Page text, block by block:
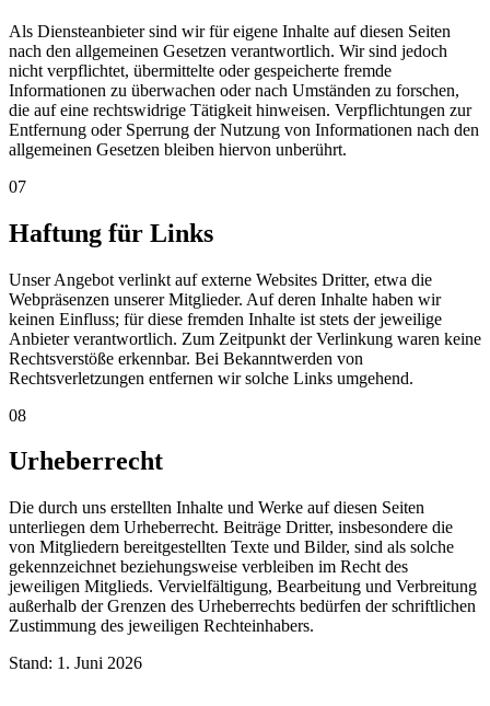
Als Diensteanbieter sind wir für eigene Inhalte auf diesen Seiten
nach den allgemeinen Gesetzen verantwortlich. Wir sind jedoch
nicht verpflichtet, übermittelte oder gespeicherte fremde
Informationen zu überwachen oder nach Umständen zu forschen,
die auf eine rechtswidrige Tätigkeit hinweisen. Verpflichtungen zur
Entfernung oder Sperrung der Nutzung von Informationen nach den
allgemeinen Gesetzen bleiben hiervon unberührt.
07
Haftung für Links
Unser Angebot verlinkt auf externe Websites Dritter, etwa die
Webpräsenzen unserer Mitglieder. Auf deren Inhalte haben wir
keinen Einfluss; für diese fremden Inhalte ist stets der jeweilige
Anbieter verantwortlich. Zum Zeitpunkt der Verlinkung waren keine
Rechtsverstöße erkennbar. Bei Bekanntwerden von
Rechtsverletzungen entfernen wir solche Links umgehend.
08
Urheberrecht
Die durch uns erstellten Inhalte und Werke auf diesen Seiten
unterliegen dem Urheberrecht. Beiträge Dritter, insbesondere die
von Mitgliedern bereitgestellten Texte und Bilder, sind als solche
gekennzeichnet beziehungsweise verbleiben im Recht des
jeweiligen Mitglieds. Vervielfältigung, Bearbeitung und Verbreitung
außerhalb der Grenzen des Urheberrechts bedürfen der schriftlichen
Zustimmung des jeweiligen Rechteinhabers.
Stand: 1. Juni 2026